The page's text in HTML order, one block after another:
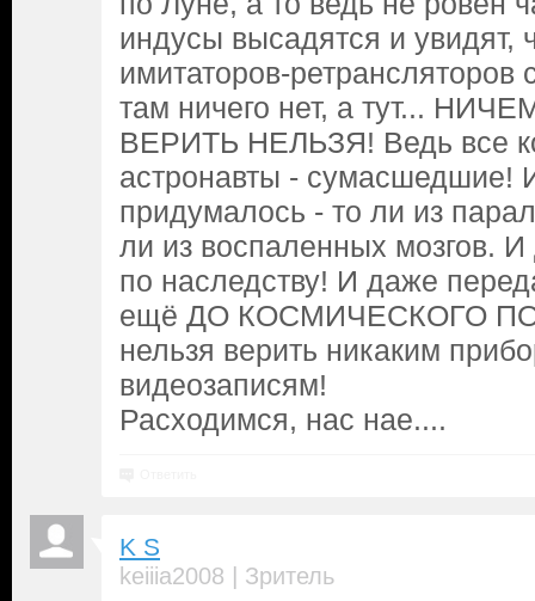
индусы высадятся и увидят,
имитаторов-ретрансляторов
там ничего нет, а тут...
ВЕРИТЬ НЕЛЬЗЯ! Ведь все
астронавты - сумасшедшие!
придумалось - то ли из
ли из воспаленных мозгов. И
по наследству! И даже
ещё ДО КОСМИЧЕСКОГО
нельзя верить никаким
видеозаписям!
Расходимся, нас нае....
K S
keiiia2008 | Зритель